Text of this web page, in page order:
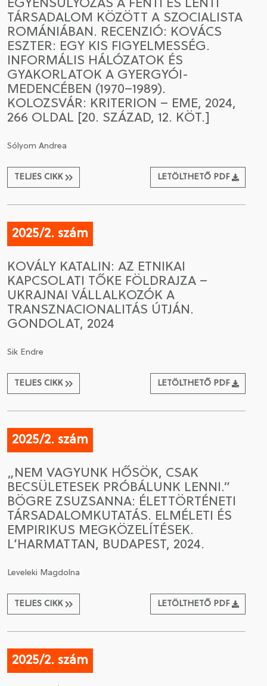
EGYENSÚLYOZÁS A FENTI ÉS LENTI
TÁRSADALOM KÖZÖTT A SZOCIALISTA
ROMÁNIÁBAN. RECENZIÓ: KOVÁCS
ESZTER: EGY KIS FIGYELMESSÉG.
INFORMÁLIS HÁLÓZATOK ÉS
GYAKORLATOK A GYERGYÓI-
MEDENCÉBEN (1970–1989).
KOLOZSVÁR: KRITERION – EME, 2024,
266 OLDAL [20. SZÁZAD, 12. KÖT.]
Sólyom Andrea
TELJES CIKK LETÖLTHETŐ PDF
2025/2. szám
KOVÁLY KATALIN: AZ ETNIKAI
KAPCSOLATI TŐKE FÖLDRAJZA –
UKRAJNAI VÁLLALKOZÓK A
TRANSZNACIONALITÁS ÚTJÁN.
GONDOLAT, 2024
Sik Endre
TELJES CIKK LETÖLTHETŐ PDF
2025/2. szám
„NEM VAGYUNK HŐSÖK, CSAK
BECSÜLETESEK PRÓBÁLUNK LENNI.”
BÖGRE ZSUZSANNA: ÉLETTÖRTÉNETI
TÁRSADALOMKUTATÁS. ELMÉLETI ÉS
EMPIRIKUS MEGKÖZELÍTÉSEK.
L’HARMATTAN, BUDAPEST, 2024.
Leveleki Magdolna
TELJES CIKK LETÖLTHETŐ PDF
2025/2. szám